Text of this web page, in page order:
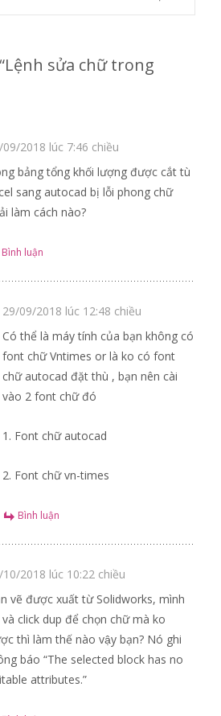
Lệnh sửa chữ trong
09/2018 lúc 7:46 chiều
bảng tổng khối lượng được cắt tù
sang autocad bị lỗi phong chữ
làm cách nào?
Bình luận
29/09/2018 lúc 12:48 chiều
Có thể là máy tính của bạn không có
font chữ Vntimes or là ko có font
chữ autocad đặt thù , bạn nên cài
vào 2 font chữ đó
1. Font chữ autocad
2. Font chữ vn-times
Bình luận
10/2018 lúc 10:22 chiều
vẽ được xuất từ Solidworks, mình
và click dup để chọn chữ mà ko
thì làm thế nào vậy bạn? Nó ghi
báo “The selected block has no
attributes.”